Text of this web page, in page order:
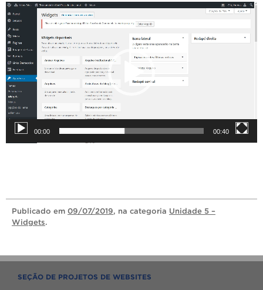
T
o
c
a
d
o
r
d
e
v
00:00 00:40
Publicado em 09/07/2019, na categoria Unidade 5 –
Widgets.
SEÇÃO DE PROJETOS DE WEBSITES